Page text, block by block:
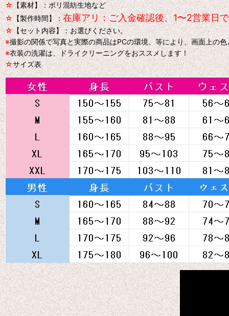
☆【素材】：ポリ混紡生地など
☆【製作時間】：在庫アリ：ご入金確認後、1〜2営業日
☆【セット内容】：お選びください。
※撮影の関係で写真と実際の商品はPCの環境、等により、画面上の
※衣装の洗濯は、ドライクリーニングをおススメします！
☆サイズ表